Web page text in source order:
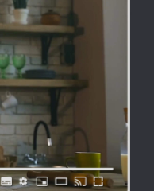
sein, dass ein Stuhl Ihr
ich denke, es ist eine
Vielen Dank. Ich möchte
und kompetentes